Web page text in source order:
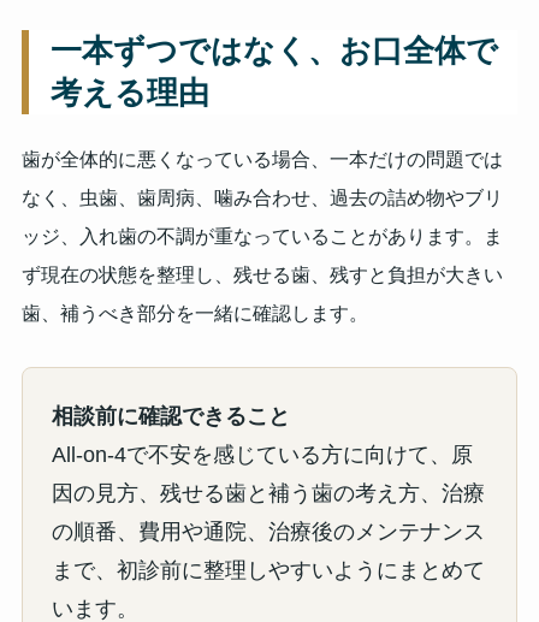
一本ずつではなく、お口全体で
考える理由
歯が全体的に悪くなっている場合、一本だけの問題では
なく、虫歯、歯周病、噛み合わせ、過去の詰め物やブリ
ッジ、入れ歯の不調が重なっていることがあります。ま
ず現在の状態を整理し、残せる歯、残すと負担が大きい
歯、補うべき部分を一緒に確認します。
相談前に確認できること
All-on-4で不安を感じている方に向けて、原
因の見方、残せる歯と補う歯の考え方、治療
の順番、費用や通院、治療後のメンテナンス
まで、初診前に整理しやすいようにまとめて
います。